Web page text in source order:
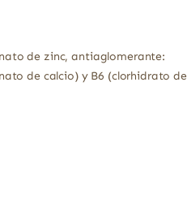
de zinc, antiaglomerante:
de calcio) y B6 (clorhidrato de